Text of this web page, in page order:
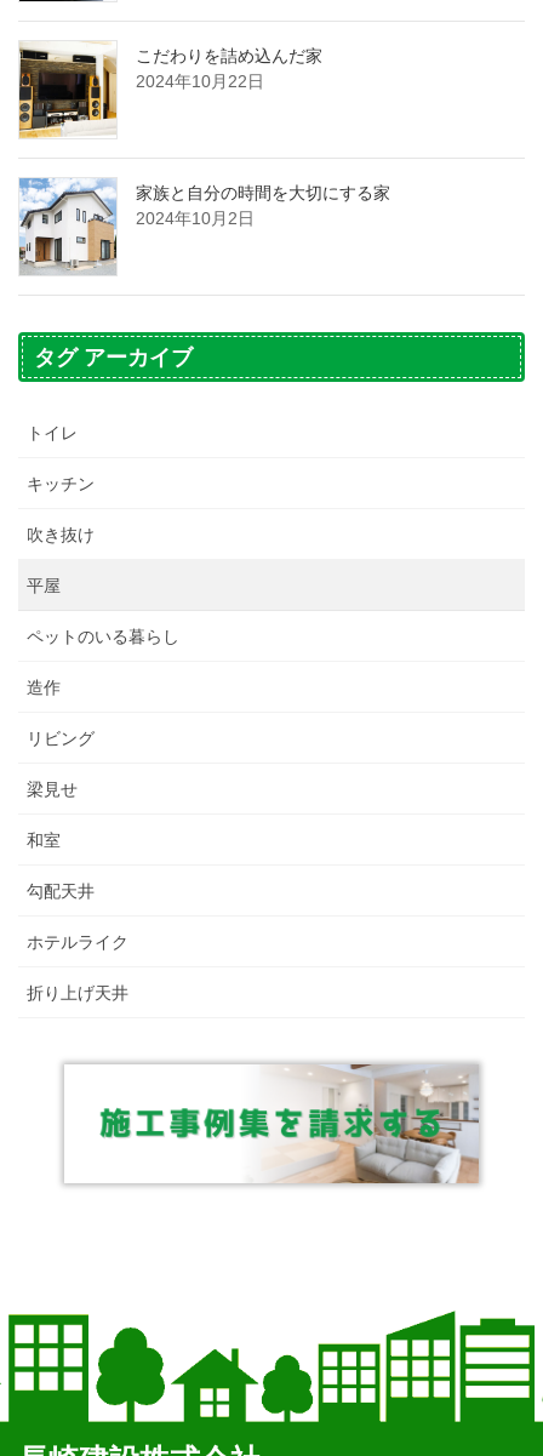
こだわりを詰め込んだ家
2024年10月22日
家族と自分の時間を大切にする家
2024年10月2日
タグ アーカイブ
トイレ
キッチン
吹き抜け
平屋
ペットのいる暮らし
造作
リビング
梁見せ
和室
勾配天井
ホテルライク
折り上げ天井